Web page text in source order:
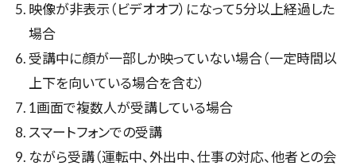
映像が非表示（ビデオオフ）になって5分以上経過した
場合
受講中に顔が一部しか映っていない場合（一定時間以
上下を向いている場合を含む）
1画面で複数人が受講している場合
スマートフォンでの受講
ながら受講（運転中、外出中、仕事の対応、他者との会